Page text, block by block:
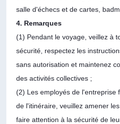
salle d'échecs et de cartes,
4. Remarques
(1) Pendant le voyage, veillez à
sécurité, respectez les
sans autorisation et maintenez
des activités collectives ;
(2) Les employés de l'entreprise
de l'itinéraire, veuillez amener
faire attention à la sécurité de